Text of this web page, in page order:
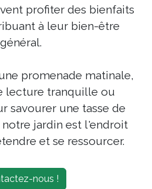
profiter des bienfaits
à leur bien-être
général.
promenade matinale,
lecture tranquille ou
savourer une tasse de
notre jardin est l'endroit
et se ressourcer.
nous !